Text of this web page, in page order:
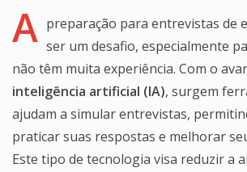
A preparação para entrevistas de
ser um desafio, especialmente
não têm muita experiência. Com o
inteligência artificial (IA), surgem
ajudam a simular entrevistas,
praticar suas respostas e melhorar
Este tipo de tecnologia visa reduzir a